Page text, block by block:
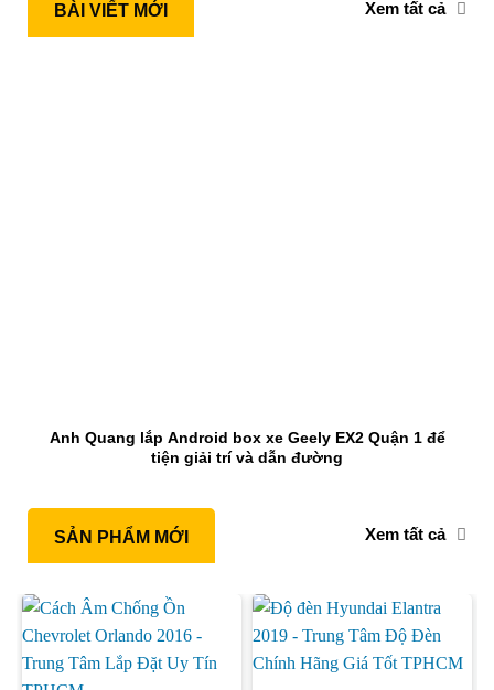
BÀI VIẾT MỚI Xem tất cả
Anh Quang lắp Android box xe Geely EX2 Quận 1 để
tiện giải trí và dẫn đường
SẢN PHẨM MỚI Xem tất cả